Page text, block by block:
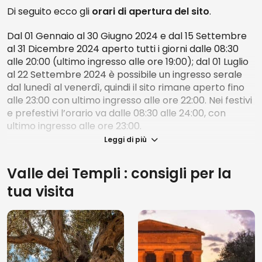
alle divinità, nell'area archeologica si trova anche un
vero e proprio museo, ilPietro Griffo, che raccoglie
unnumero davvero impressionante di reperti.
Parliamo infatti di quasi seimila oggetti, grazie ai quali
è stato possibile ricostruire la storia attraverso i
secoli, a partire dalla preistoria.
Nella Valle dei Templi, ad arricchire un “repertorio” già
così incredibile, troverete inoltre
Di seguito ecco gli orari di apertura del sito.
Dal 01 Gennaio al 30 Giugno 2024 e dal 15 Settembre
al 31 Dicembre 2024 aperto tutti i giorni dalle 08:30
alle 20:00 (ultimo ingresso alle ore 19:00); dal 01 Luglio
al 22 Settembre 2024 è possibile un ingresso serale
dal lunedì al venerdì, quindi il sito rimane aperto fino
alle 23:00 con ultimo ingresso alle ore 22:00. Nei festivi
e prefestivi l’orario va dalle 08:30 alle 24:00, con
ultimo ingresso alle ore 23:00.
Quali sono i migliori tour per vedere la
Valle dei Templi
La Valle dei Templi: Biglietto d’ingresso
conoscere la storia dei templi dell'Antica Grecia, con
particolare attenzione al magnificoTempio della
Concordia, uno dei templi greci meglio conservati al
mondo.
Leggi di più
Valle dei Templi : consigli per la
tua visita